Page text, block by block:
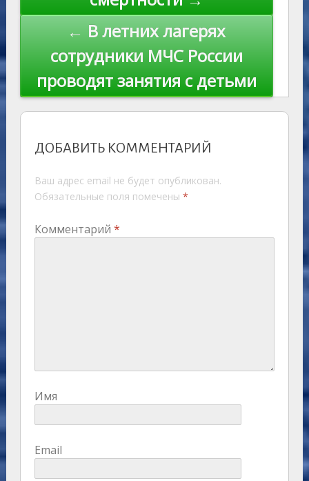
← В летних лагерях
сотрудники МЧС России
проводят занятия с детьми
ДОБАВИТЬ КОММЕНТАРИЙ
Ваш адрес email не будет опубликован.
Обязательные поля помечены *
Комментарий *
Имя
Email